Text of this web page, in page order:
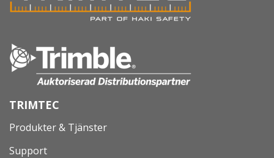
TRIMTEC
Produkter & Tjänster
Support